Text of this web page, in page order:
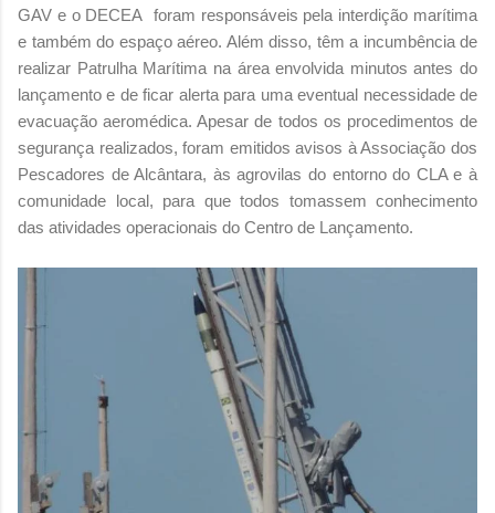
GAV e o DECEA foram responsáveis pela interdição marítima
e também do espaço aéreo. Além disso, têm a incumbência de
realizar Patrulha Marítima na área envolvida minutos antes do
lançamento e de ficar alerta para uma eventual necessidade de
evacuação aeromédica. Apesar de todos os procedimentos de
segurança realizados, foram emitidos avisos à Associação dos
Pescadores de Alcântara, às agrovilas do entorno do CLA e à
comunidade local, para que todos tomassem conhecimento
das atividades operacionais do Centro de Lançamento.